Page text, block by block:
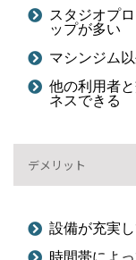
スタジオプ
ップが多い
マシンジム
他の利用者
ネスできる
デメリット
設備が充実